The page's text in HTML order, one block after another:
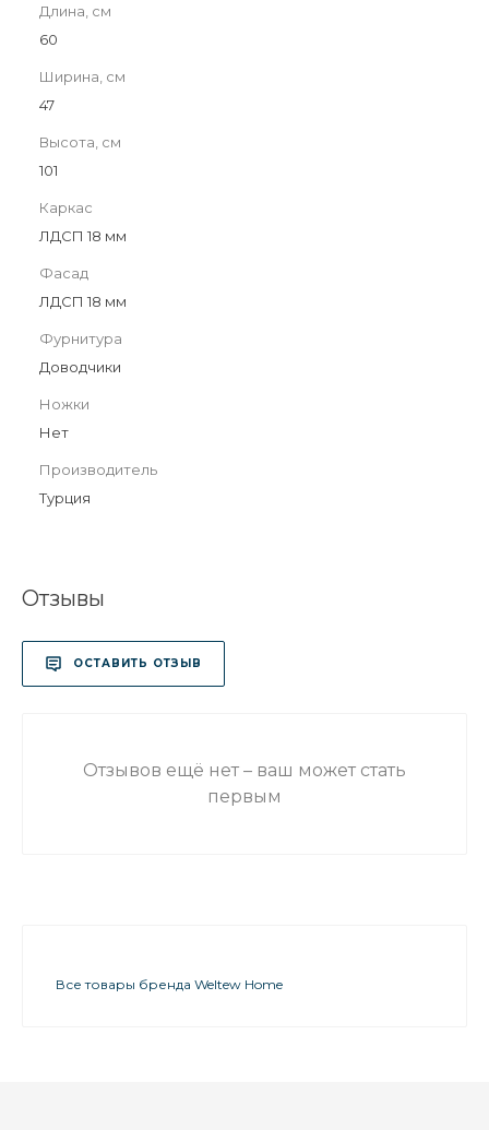
Длина, см
60
Ширина, см
47
Высота, см
101
Каркас
ЛДСП 18 мм
Фасад
ЛДСП 18 мм
Фурнитура
Доводчики
Ножки
Нет
Производитель
Турция
Отзывы
ОСТАВИТЬ ОТЗЫВ
Отзывов ещё нет – ваш может стать
первым
Все товары бренда Weltew Home